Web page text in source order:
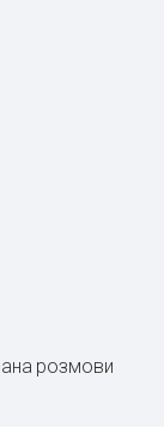
розмови